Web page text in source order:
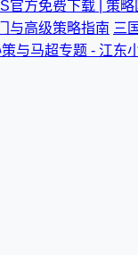
官方免费下载 | 策
与高级策略指南 三
与马超专题 - 江东